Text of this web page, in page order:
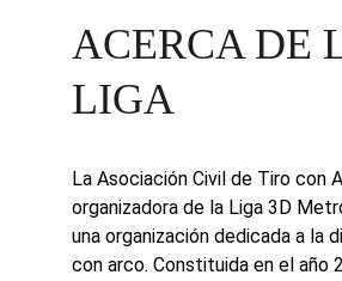
ACERCA DE
LIGA
La Asociación Civil de Tiro con
organizadora de la Liga 3D
una organización dedicada a la
con arco. Constituida en el año